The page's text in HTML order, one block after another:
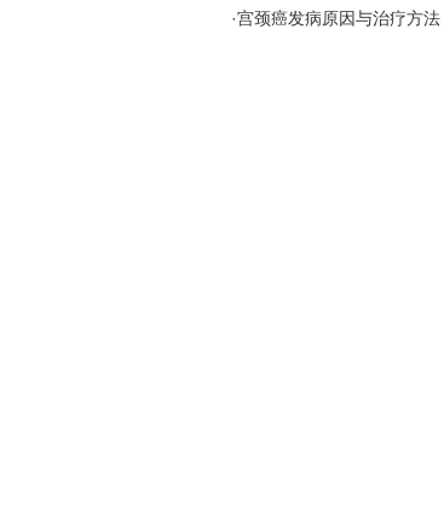
·宫颈癌发病原因与治疗方法